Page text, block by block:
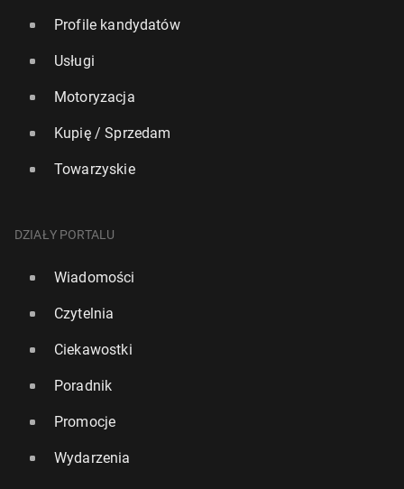
Profile kandydatów
Usługi
Motoryzacja
Kupię / Sprzedam
Towarzyskie
DZIAŁY PORTALU
Wiadomości
Czytelnia
Ciekawostki
Poradnik
Promocje
Wydarzenia